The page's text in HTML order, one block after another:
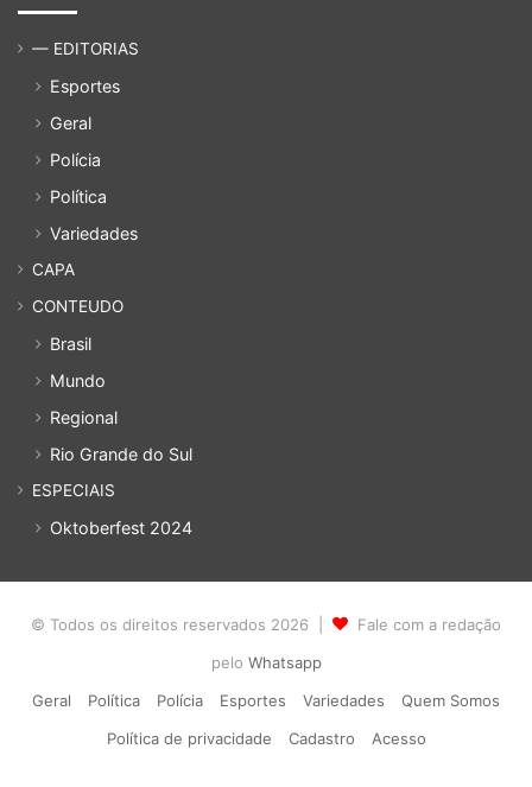
— EDITORIAS
Esportes
Geral
Polícia
Política
Variedades
CAPA
CONTEUDO
Brasil
Mundo
Regional
Rio Grande do Sul
ESPECIAIS
Oktoberfest 2024
© Todos os direitos reservados 2026 |
Fale com a redação
pelo Whatsapp
Geral
Política Polícia Esportes Variedades
Quem Somos
Política de privacidade
Cadastro Acesso